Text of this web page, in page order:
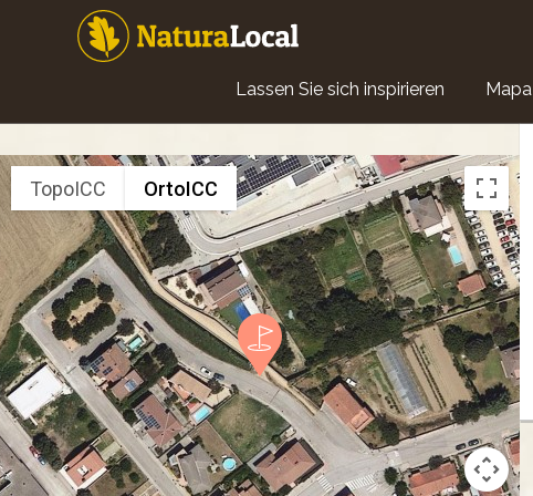
Main
navigation
Lassen Sie sich inspirieren Mapa
TopoICC OrtoICC